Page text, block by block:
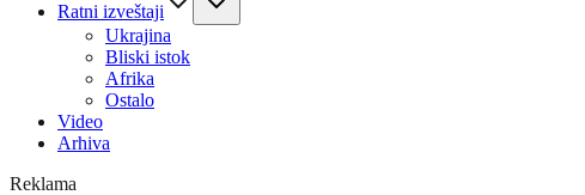
Ratni izveštaji
Ukrajina
Bliski istok
Afrika
Ostalo
Video
Arhiva
Reklama